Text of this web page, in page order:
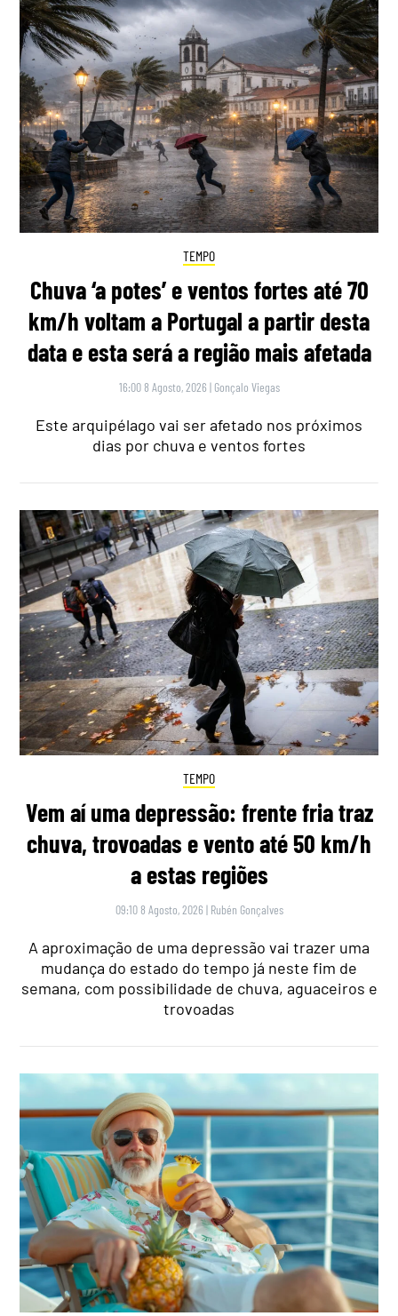
TEMPO
Chuva ‘a potes’ e ventos fortes até 70
km/h voltam a Portugal a partir desta
data e esta será a região mais afetada
16:00 8 Agosto, 2026 | Gonçalo Viegas
Este arquipélago vai ser afetado nos próximos
dias por chuva e ventos fortes
TEMPO
Vem aí uma depressão: frente fria traz
chuva, trovoadas e vento até 50 km/h
a estas regiões
09:10 8 Agosto, 2026 | Rubén Gonçalves
A aproximação de uma depressão vai trazer uma
mudança do estado do tempo já neste fim de
semana, com possibilidade de chuva, aguaceiros e
trovoadas